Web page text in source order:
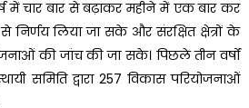
में चार बार से बढ़ाकर महीने में एक बार कर
निर्णय लिया जा सके और संरक्षित क्षेत्रों के
की जांच की जा सके। पिछले तीन वर्षों
समिति द्वारा 257 विकास परियोजनाओं